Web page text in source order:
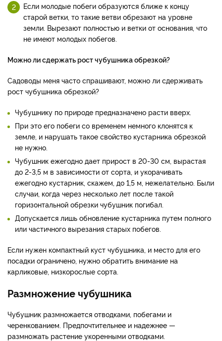
Если молодые побеги образуются ближе к концу
старой ветки, то такие ветви обрезают на уровне
земли. Вырезают полностью и ветки от основания, что
не имеют молодых побегов.
Можно ли сдержать рост чубушника обрезкой?
Садоводы меня часто спрашивают, можно ли сдерживать
рост чубушника обрезкой?
Чубушнику по природе предназначено расти вверх.
При это его побеги со временем немного клонятся к
земле, и нарушать такое свойство кустарника обрезкой
не нужно.
Чубушник ежегодно дает прирост в 20-30 см, вырастая
до 2-3,5 м в зависимости от сорта, и укорачивать
ежегодно кустарник, скажем, до 1,5 м, нежелательно. Были
случаи, когда через несколько лет после такой
горизонтальной обрезки чубушник погибал.
Допускается лишь обновление кустарника путем полного
или частичного вырезания старых побегов.
Если нужен компактный куст чубушника, и место для его
посадки ограничено, нужно обратить внимание на
карликовые, низкорослые сорта.
Размножение чубушника
Чубушник размножается отводками, побегами и
черенкованием. Предпочтительнее и надежнее —
размножать растение укоренными отводками.